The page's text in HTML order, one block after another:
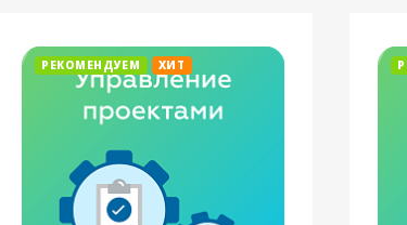
РЕКОМЕНДУЕМ ХИТ